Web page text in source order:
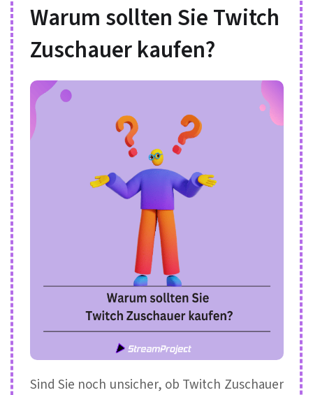
Warum sollten Sie Twitch
Zuschauer kaufen?
Sind Sie noch unsicher, ob Twitch Zuschauer